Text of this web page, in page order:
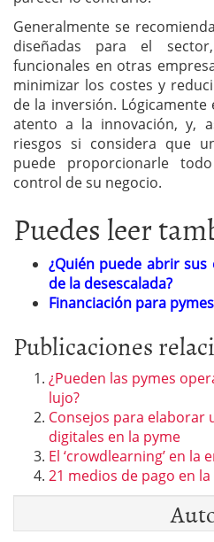
Generalmente se
diseñadas para el
funcionales en otras
minimizar los costes y
de la inversión.
atento a la innovación, y,
riesgos si considera que
puede proporcionarle
control de su negocio.
Puedes leer
¿Quién puede abrir
de la desescalada?
Financiación para
Publicaciones
¿Pueden las pymes
lujo?
Consejos para elaborar
digitales en la pyme
El ‘crowdlearning’ en la
21 medios de pago en